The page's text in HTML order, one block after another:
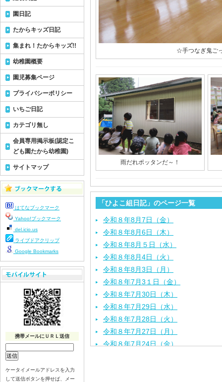
☆手つなぎ鬼ご
雨だれポッタンだ～！
「ひよこ組日記」のページ一覧
令和８年8月7日（金）
令和８年8月6日（木）
令和８年8月５日（水）
令和８年8月4日（火）
令和８年8月3日（月）
令和８年7月3１日（金）
令和８年7月30日（木）
令和８年7月29日（水）
令和８年7月28日（火）
令和８年7月27日（月）
令和８年7月24日（金）
園日記
たからキッズ日記
集まれ！たからキッズ!!
幼稚園概要
園児募集ページ
プライバシーポリシー
いちご日記
カテゴリ無し
会員専用掲示板(認定こ
ども園たから幼稚園)
サイトマップ
はてなブックマーク
Yahoo!ブックマーク
del.icio.us
ライブドアクリップ
Google Bookmarks
携帯メールにＵＲＬ送信
ケータイメールアドレスを入力
して送信ボタンを押せば、メー